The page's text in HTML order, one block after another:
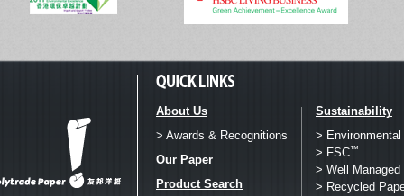
About Us
> Awards & Recognitions
Our Paper
Product Search
Sustainability
>
> FSC™
> Well Managed
> Recycled